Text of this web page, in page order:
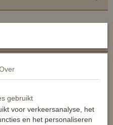
gebruikt
voor verkeersanalyse, het
en het personaliseren